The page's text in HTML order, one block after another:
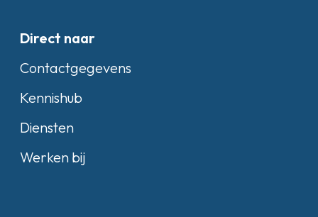
Direct naar
Contactgegevens
Kennishub
Diensten
Werken bij